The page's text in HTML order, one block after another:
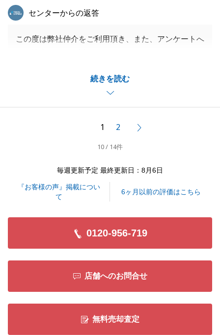
続きを読む
東急リバブル
センターからの返答
この度は弊社仲介をご利用頂き、また、アンケートへ
お引き渡しまでの期間、何度もご確認のお電話を差し
上げましたがいつも快くご対応いただき、K様の多大
今後またもしもお困りのことがあればお気軽にご相談
1 2
10 / 14件
毎週更新予定 最終更新日：8月6日
『お客様の声』掲載につい
て
6ヶ月以前の評価はこちら
0120-956-719
店舗へのお問合せ
無料売却査定